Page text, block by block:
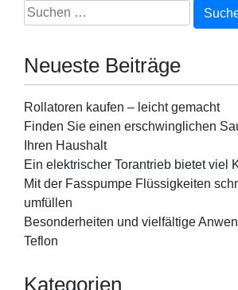
Suchen
nach:
Neueste Beiträge
Rollatoren kaufen – leicht gemacht
Finden Sie einen erschwinglichen
Ihren Haushalt
Ein elektrischer Torantrieb bietet viel
Mit der Fasspumpe Flüssigkeiten
umfüllen
Besonderheiten und vielfältige
Teflon
Kategorien